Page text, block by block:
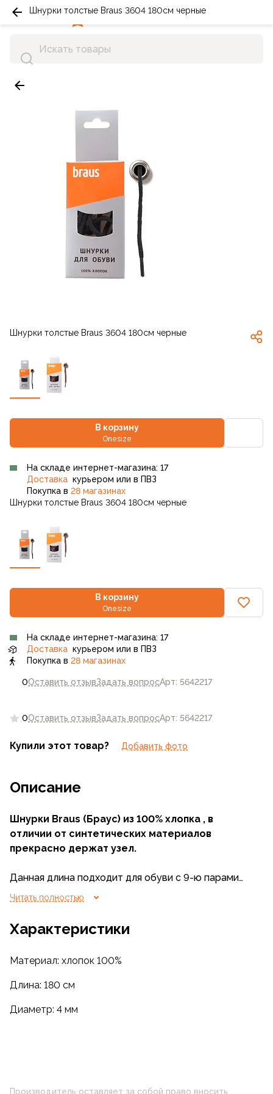
Шнурки толстые Braus 3604 180см черные
В корзину
Onesize
0Оставить отзывЗадать вопросАрт: 5642217
На складе интернет-магазина: 17
Доставка курьером или в ПВЗ
Покупка в 28 магазинах
Шнурки толстые Braus 3604 180см черные
В корзину
Onesize
0Оставить отзывЗадать вопросАрт: 5642217
На складе интернет-магазина: 17
Доставка курьером или в ПВЗ
Покупка в 28 магазинах
Купили этот товар? Добавить фото
Описание
Шнурки Braus (Браус) из 100% хлопка , в
отличии от синтетических материалов
прекрасно держат узел.
Данная длина подходит для обуви с 9-ю парами
отверстий.
Читать полностью
Характеристики
Материал: хлопок 100%
Длина: 180 см
Диаметр: 4 мм
Производитель оставляет за собой право вносить
Шнурки толстые Braus 3604 180см черные